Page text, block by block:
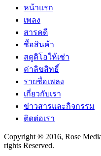
หน้าแรก
เพลง
สารคดี
ซื้อสินค้า
สตูดิโอให้เช่า
ค่าลิขสิทธิ์
รายชื่อเพลง
เกี่ยวกับเรา
ข่าวสารและกิจกรรม
ติดต่อเรา
Copyright ® 2016, Rose
rights Reserved.